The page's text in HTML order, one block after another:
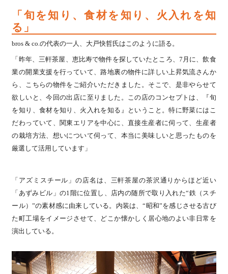
「旬を知り、食材を知り、火入れを知
る」
bros & co.の代表の一人、大戸快哲氏はこのように語る。
「昨年、三軒茶屋、恵比寿で物件を探していたところ、7月に、飲食
業の開業支援を行っていて、路地裏の物件に詳しい上昇気流さんか
ら、こちらの物件をご紹介いただきました。そこで、是非やらせて
欲しいと、今回の出店に至りました。この店のコンセプトは、『旬
を知り、食材を知り、火入れを知る』ということ。特に野菜にはこ
だわっていて、関東エリアを中心に、直接生産者に伺って、生産者
の栽培方法、想いについて伺って、本当に美味しいと思ったものを
厳選して活用しています」
「アズミスチール」の店名は、三軒茶屋の茶沢通りからほど近い
「あずみビル」の1階に位置し、店内の随所で取り入れた“鉄（スチ
ール）”の素材感に由来している。内装は、“昭和”を感じさせる古び
た町工場をイメージさせて、どこか懐かしく居心地のよい非日常を
演出している。